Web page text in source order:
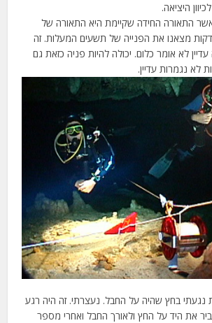
היציאה.
התאורה החידה שקיימת היא התאורה של
מצאנו את הפנייה של תשעים המעלות. זה
לא אומר כלום. יכולה להיות פניה כזאת גם
לא נגמרות עדיין.
נגעתי בחץ שהיה על החבל. נעצרתי. זה היה רגע
את היד על החץ ולאורך החבל ואחרי מספר